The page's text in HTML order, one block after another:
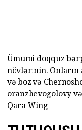
Ümumi doqquz
növlərinin. Onların
və boz və
oranzhevogolovy
Qara Wing.